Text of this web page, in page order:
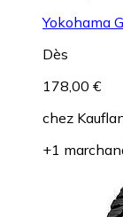
Yokohama
Dès
178,00 €
chez
+1